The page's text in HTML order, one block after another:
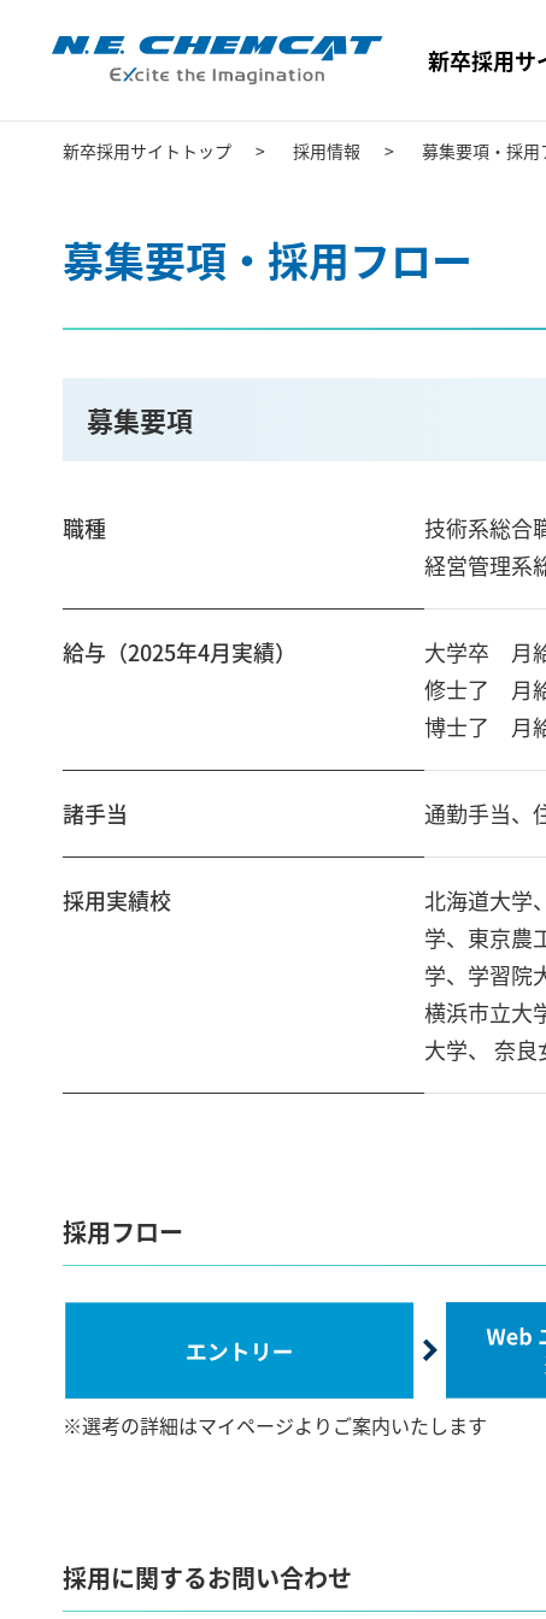
新卒採用サ
新卒採用サイトトップ 採用情報 募集要項・採用
募集要項・採用フロー
募集要項
職種
技術系総合
経営管理系
給与（2025年4月実績）
大学卒 月
修士了 月
博士了 月
諸手当 通勤手当、
採用実績校
北海道大学
学、東京農
学、学習院
横浜市立大
大学、 奈
採用フロー
※選考の詳細はマイページよりご案内いたします
採用に関するお問い合わせ